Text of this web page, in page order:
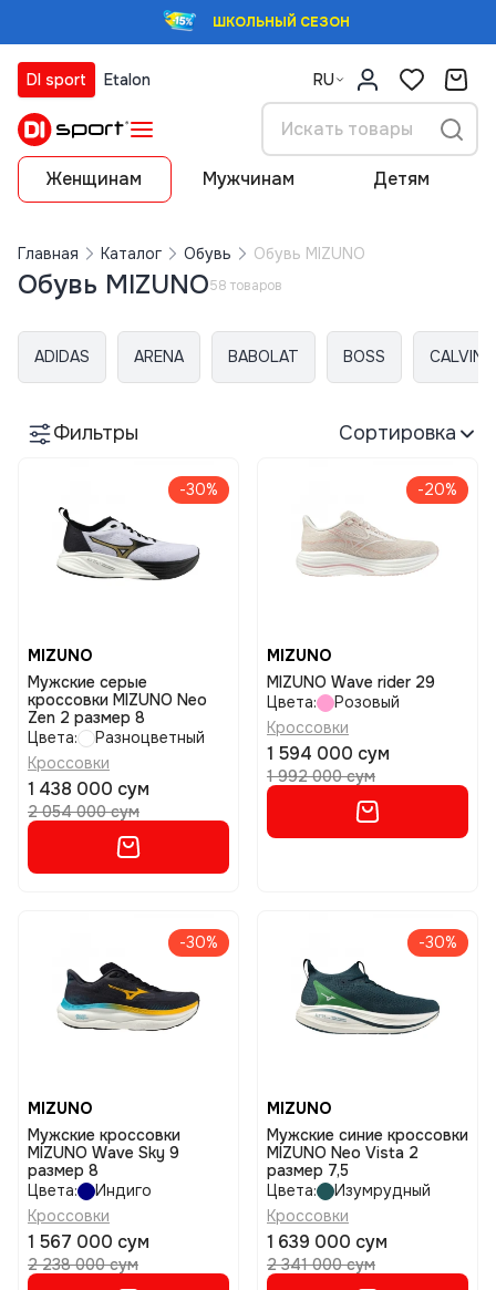
ШКОЛЬНЫЙ СЕЗОН
DI sport Etalon RU
Женщинам Мужчинам Детям
Главная Каталог Обувь Обувь MIZUNO
Обувь MIZUNO58 товаров
ADIDAS ARENA BABOLAT BOSS CALVIN
Фильтры Сортировка
-30%
MIZUNO
Мужские серые
кроссовки MIZUNO Neo
Zen 2 размер 8
Цвета:
Разноцветный
Кроссовки
1 438 000 сум
2 054 000 сум
-20%
MIZUNO
MIZUNO Wave rider 29
Цвета:
Розовый
Кроссовки
1 594 000 сум
1 992 000 сум
-30%
MIZUNO
Мужские кроссовки
MIZUNO Wave Sky 9
размер 8
Цвета:
Индиго
Кроссовки
1 567 000 сум
2 238 000 сум
-30%
MIZUNO
Мужские синие кроссовки
MIZUNO Neo Vista 2
размер 7,5
Цвета:
Изумрудный
Кроссовки
1 639 000 сум
2 341 000 сум